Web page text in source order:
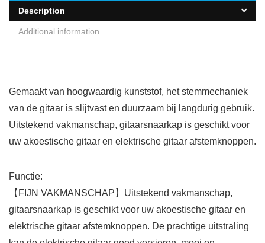
Description
Additional information
Gemaakt van hoogwaardig kunststof, het stemmechaniek
van de gitaar is slijtvast en duurzaam bij langdurig gebruik.
Uitstekend vakmanschap, gitaarsnaarkap is geschikt voor
uw akoestische gitaar en elektrische gitaar afstemknoppen.
Functie:
【FIJN VAKMANSCHAP】Uitstekend vakmanschap,
gitaarsnaarkap is geschikt voor uw akoestische gitaar en
elektrische gitaar afstemknoppen. De prachtige uitstraling